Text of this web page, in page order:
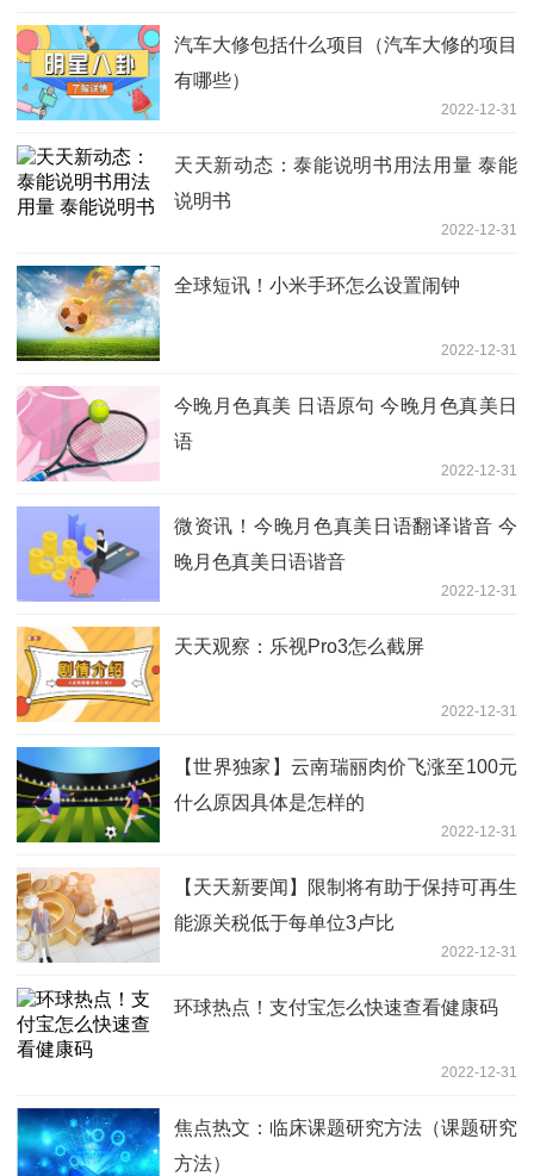
汽车大修包括什么项目（汽车大修的项目
有哪些）
2022-12-31
天天新动态：泰能说明书用法用量 泰能
说明书
2022-12-31
全球短讯！小米手环怎么设置闹钟
2022-12-31
今晚月色真美 日语原句 今晚月色真美日
语
2022-12-31
微资讯！今晚月色真美日语翻译谐音 今
晚月色真美日语谐音
2022-12-31
天天观察：乐视Pro3怎么截屏
2022-12-31
【世界独家】云南瑞丽肉价飞涨至100元
什么原因具体是怎样的
2022-12-31
【天天新要闻】限制将有助于保持可再生
能源关税低于每单位3卢比
2022-12-31
环球热点！支付宝怎么快速查看健康码
2022-12-31
焦点热文：临床课题研究方法（课题研究
方法）